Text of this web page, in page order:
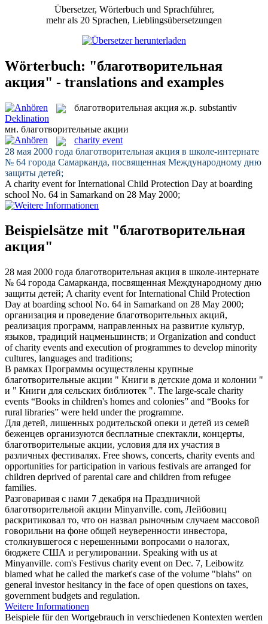
Übersetzer, Wörterbuch und Sprachführer,
mehr als 20 Sprachen, Lieblingsübersetzungen
Wörterbuch: "благотворительная
акция" - translations and examples
благотворительная акция ж.р. substantiv
Deklination
мн. благотворительные акции
charity event
28 мая 2000 года благотворительная акция в школе-интернате
№ 64 города Самарканда, посвященная Международному дню
защиты детей;
A charity event for International Child Protection Day at boarding
school No. 64 in Samarkand on 28 May 2000;
Beispielsätze mit "благотворительная
акция"
28 мая 2000 года благотворительная акция в школе-интернате
№ 64 города Самарканда, посвященная Международному дню
защиты детей; A charity event for International Child Protection
Day at boarding school No. 64 in Samarkand on 28 May 2000;
организация и проведение благотворительных акций,
реализация программ, направленных на развитие культур,
языков, традиций нацменьшинств; и Organization and conduct
ofcharity events and execution of programmes to develop minority
cultures, languages and traditions;
В рамках Программы осуществлены крупные
благотворительные акции " Книги в детские дома и колонии "
и " Книги для сельских библиотек ". The large-scale charity
events “Books in children's homes and colonies” and “Books for
rural libraries” were held under the programme.
Для детей, лишенных родительской опеки и детей из семей
беженцев организуются бесплатные спектакли, концерты,
благотворительные акции, условия для их участия в
различных фестивалях. Free shows, concerts, charity events and
opportunities for participation in various festivals are arranged for
children deprived of parental care and children from refugee
families.
Разговаривая с нами 7 декабря на Праздничной
благотворительной акции Minyanville. com, Лейбовиц
раскритиковал то, что он назвал рыночным случаем массовой
говорильни на фоне общей неуверенности инвестора,
столкнувшегося с нерешенными вопросами о налогах,
бюджете США и регулировании. Speaking with us at
Minyanville. com's Festivus charity event on Dec. 7, Leibowitz
blamed what he called the market's case of the volume "blahs" on
general investor hesitancy in the face of open questions on taxes,
government budgets and regulation.
Weitere Informationen
Beispiele für den Wortgebrauch in verschiedenen Kontexten werden